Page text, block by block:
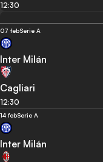
12:30
07 febSerie A
Inter Milán
Cagliari
12:30
14 febSerie A
Inter Milán